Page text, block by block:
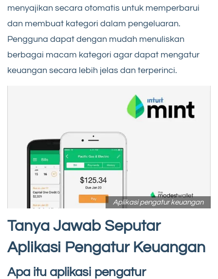
menyajikan secara otomatis untuk memperbarui
dan membuat kategori dalam pengeluaran.
Pengguna dapat dengan mudah menuliskan
berbagai macam kategori agar dapat mengatur
keuangan secara lebih jelas dan terperinci.
Aplikasi pengatur keuangan
Tanya Jawab Seputar
Aplikasi Pengatur Keuangan
Apa itu aplikasi pengatur